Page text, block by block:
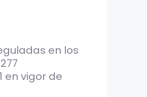
en los
en vigor de